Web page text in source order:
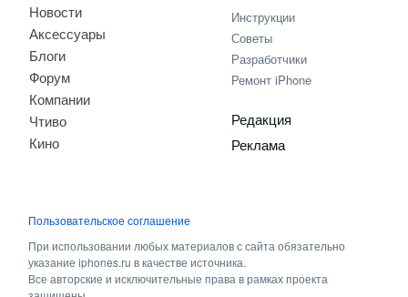
Новости
Аксессуары
Блоги
Форум
Компании
Чтиво
Кино
Инструкции
Советы
Разработчики
Ремонт iPhone
Редакция
Реклама
Пользовательское соглашение
При использовании любых материалов с сайта обязательно
указание iphones.ru в качестве источника.
Все авторские и исключительные права в рамках проекта